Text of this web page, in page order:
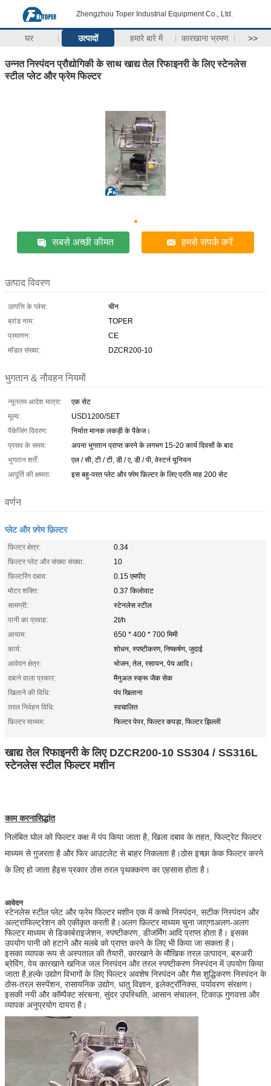
Zhengzhou Toper Industrial Equipment Co., Ltd.
घर उत्पादों हमारे बारे में कारखाना भ्रमण >>
उन्नत निस्पंदन प्रौद्योगिकी के साथ खाद्य तेल रिफाइनरी के लिए स्टेनलेस
स्टील प्लेट और फ्रेम फिल्टर
सबसे अच्छी कीमत हमसे संपर्क करें
उत्पाद विवरण
उत्पत्ति के प्लेस:
चीन
ब्रांड नाम:
TOPER
प्रमाणन:
CE
मॉडल संख्या:
DZCR200-10
भुगतान & नौवहन नियमों
न्यूनतम आदेश मात्रा:
एक सेट
मूल्य:
USD1200/SET
पैकेजिंग विवरण:
निर्यात मानक लकड़ी के पैकेज।
प्रसव के समय:
अपना भुगतान प्राप्त करने के लगभग 15-20 कार्य दिवसों के बाद
भुगतान शर्तें:
एल / सी, टी / टी, डी / ए, डी / पी, वेस्टर्न यूनियन
आपूर्ति की क्षमता:
इस बहु-परत प्लेट और फ़्रेम फ़िल्टर के लिए प्रति माह 200 सेट
वर्णन
प्लेट और फ़्रेम फ़िल्टर
फ़िल्टर क्षेत्र:
0.34
फ़िल्टर प्लेट और संख्या संख्या:
10
फ़िल्टरिंग दबाव:
0.15 एमपीए
मोटर शक्ति:
0.37 किलोवाट
सामग्री:
स्टेनलेस स्टील
पानी का प्रवाह:
2t/h
आयाम:
650 * 400 * 700 मिमी
कार्य:
शोधन, स्पष्टीकरण, निष्कर्षण, जुदाई
आवेदन क्षेत्र:
भोजन, तेल, रसायन, पेय आदि।
दबाने वाला प्रकार:
मैनुअल स्क्रू जैक सेक
खिलाने की विधि:
पंप खिलाना
तरल निर्वहन विधि:
स्वचालित
फ़िल्टर माध्यम:
फिल्टर पेपर, फिल्टर कपड़ा, फिल्टर झिल्ली
खाद्य तेल रिफाइनरी के लिए DZCR200-10 SS304 / SS316L
स्टेनलेस स्टील फिल्टर मशीन
काम करनासिद्धांत
निलंबित घोल को फिल्टर कक्ष में पंप किया जाता है, खिला दबाव के तहत, फिल्ट्रेट फिल्टर
माध्यम से गुजरता है और फिर आउटलेट से बाहर निकलता है।ठोस इच्छा केक फिल्टर करने
के लिए हो जाता हैइस प्रकार ठोस तरल पृथक्करण का एहसास होता है।
आवेदन
स्टेनलेस स्टील प्लेट और फ्रेम फिल्टर मशीन एक में कच्चे निस्पंदन, सटीक निस्पंदन और
अल्ट्राफिल्ट्रेशन को एकीकृत करती है।अलग फ़िल्टर माध्यम चुना जाएगाअलग-अलग
फिल्टर माध्यम से डिकार्बराइजेशन, स्पष्टीकरण, डीजर्मिंग आदि प्राप्त होता है। इसका
उपयोग पानी को हटाने और मलबे को प्राप्त करने के लिए भी किया जा सकता है।
इसका व्यापक रूप से अस्पताल की तैयारी, कारखाने के मौखिक तरल उत्पादन, ब्रुअरी
ब्रेविंग, पेय कारखाने खनिज जल निस्पंदन और तरल स्पष्टीकरण निस्पंदन में उपयोग किया
जाता है,हल्के उद्योग विभागों के लिए फिल्टर अवशेष निस्पंदन और गैस शुद्धिकरण निस्पंदन के
ठोस-तरल सस्पेंशन, रासायनिक उद्योग, धातु विज्ञान, इलेक्ट्रॉनिक्स, पर्यावरण संरक्षण।
इसकी नयी और कॉम्पैक्ट संरचना, सुंदर उपस्थिति, आसान संचालन, टिकाऊ गुणवत्ता और
व्यापक अनुप्रयोग दायरा है।